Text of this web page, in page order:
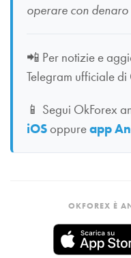
operare con denaro
📲 Per notizie e
Telegram ufficiale di
📱 Segui OkForex
iOSoppureapp
OKFOREX È